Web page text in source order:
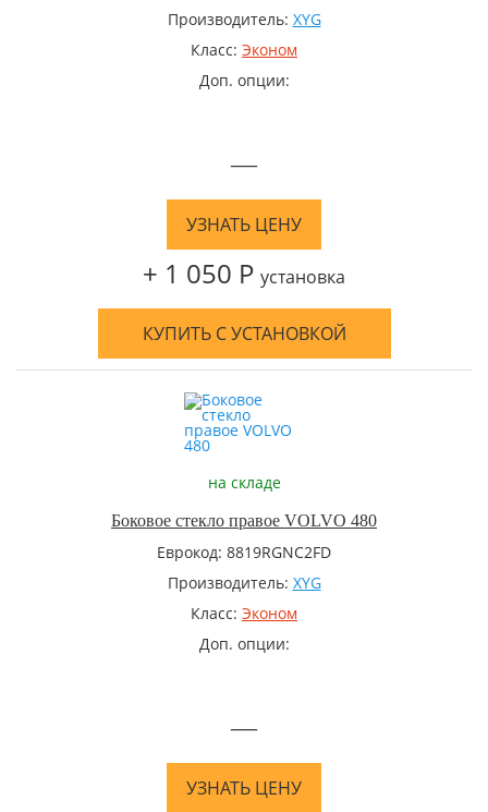
Производитель: XYG
Класс: Эконом
Доп. опции:
—
УЗНАТЬ ЦЕНУ
+ 1 050 Р установка
КУПИТЬ С УСТАНОВКОЙ
на складе
Боковое стекло правое VOLVO 480
Еврокод: 8819RGNC2FD
Производитель: XYG
Класс: Эконом
Доп. опции:
—
УЗНАТЬ ЦЕНУ